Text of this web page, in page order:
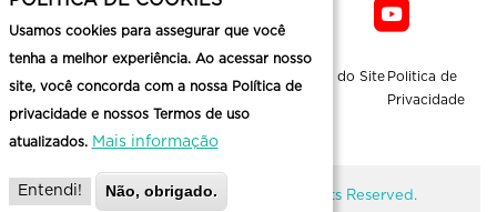
Mapa do Site Politica de
Privacidade
@ Copyright Belotur 2026. All Rights Reserved.
Usamos cookies para assegurar que você
tenha a melhor experiência. Ao acessar nosso
site, você concorda com a nossa Política de
privacidade e nossos Termos de uso
atualizados. Mais informação
Entendi! Não, obrigado.